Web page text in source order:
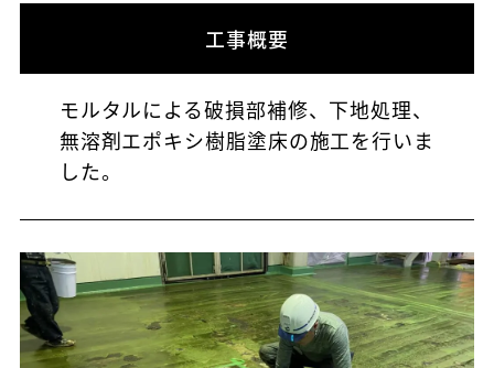
工事概要
モルタルによる破損部補修、下地処理、
無溶剤エポキシ樹脂塗床の施工を行いま
した。